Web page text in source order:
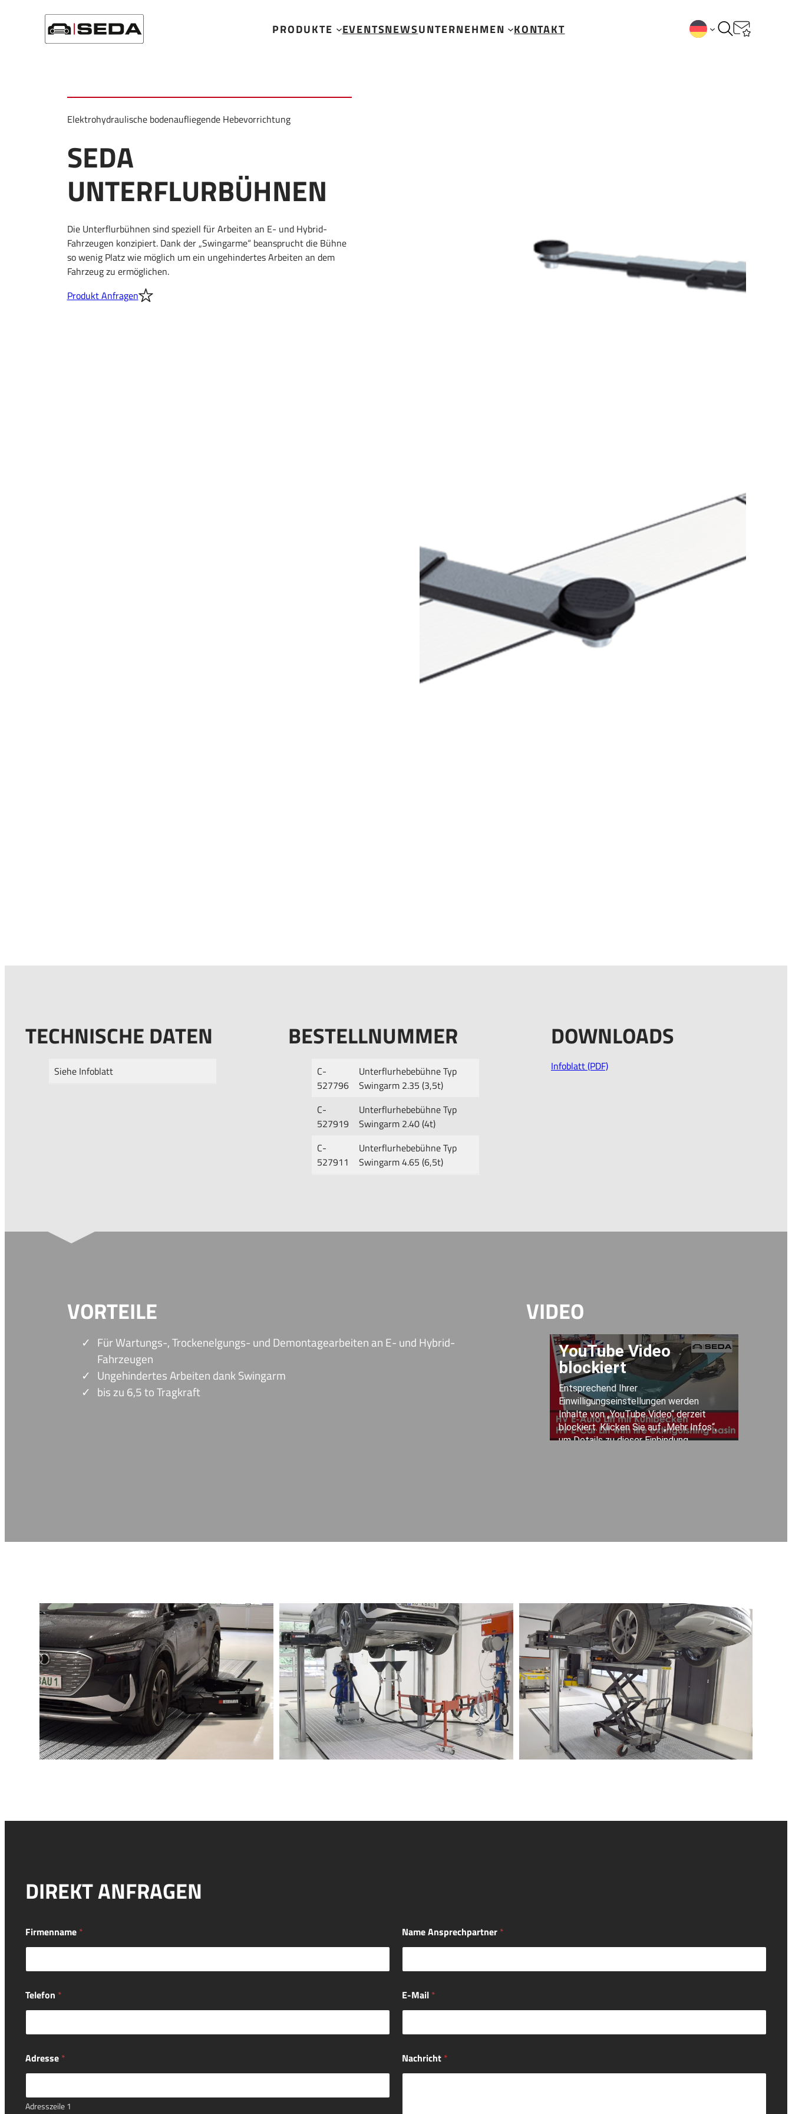
PRODUKTE EVENTSNEWSUNTERNEHMEN KONTAKT
Startseite/Produkte/Trockenlegung
Elektrohydraulische bodenaufliegende Hebevorrichtung
SEDA
UNTERFLURBÜHNEN
Die Unterflurbühnen sind speziell für Arbeiten an E- und Hybrid-
Fahrzeugen konzipiert. Dank der „Swingarme“ beansprucht die Bühne
so wenig Platz wie möglich um ein ungehindertes Arbeiten an dem
Fahrzeug zu ermöglichen.
Produkt Anfragen
TECHNISCHE DATEN
Siehe Infoblatt
BESTELLNUMMER
C-
527796
Unterflurhebebühne Typ
Swingarm 2.35 (3,5t)
C-
527919
Unterflurhebebühne Typ
Swingarm 2.40 (4t)
C-
527911
Unterflurhebebühne Typ
Swingarm 4.65 (6,5t)
DOWNLOADS
Infoblatt (PDF)
VORTEILE
Für Wartungs-, Trockenelgungs- und Demontagearbeiten an E- und Hybrid-
Fahrzeugen
Ungehindertes Arbeiten dank Swingarm
bis zu 6,5 to Tragkraft
VIDEO
DIREKT ANFRAGEN
Firmenname *
Telefon *
Adresse *
Adresszeile 1
Name Ansprechpartner *
E-Mail *
Nachricht *